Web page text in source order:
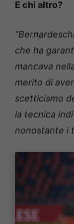
E chi altro?
che ha
mancava
merito di
scetticismo
la tecnica
nonostante i